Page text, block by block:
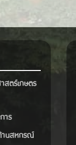
สตร์เกษตร
าร
านสหกรณ์